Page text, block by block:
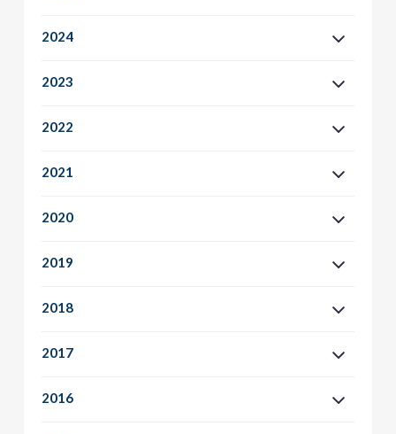
2024
2023
2022
2021
2020
2019
2018
2017
2016